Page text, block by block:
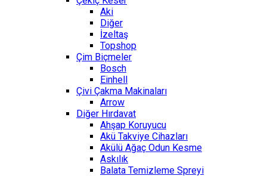
Aki
Diğer
İzeltaş
Topshop
Çim Biçmeler
Bosch
Einhell
Çivi Çakma Makinaları
Arrow
Diğer Hırdavat
Ahşap Koruyucu
Akü Takviye Cihazları
Akülü Ağaç Odun Kesme
Askılık
Balata Temizleme Spreyi